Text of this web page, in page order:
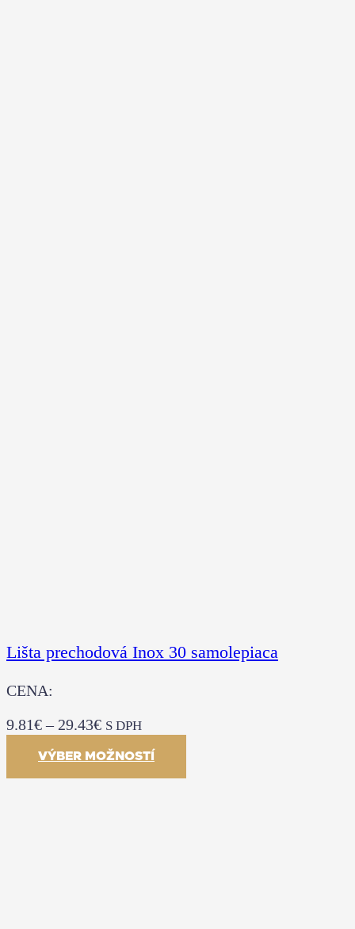
Lišta prechodová Inox 30 samolepiaca
CENA:
9.81€– 29.43€ S DPH
VÝBER MOŽNOSTÍ